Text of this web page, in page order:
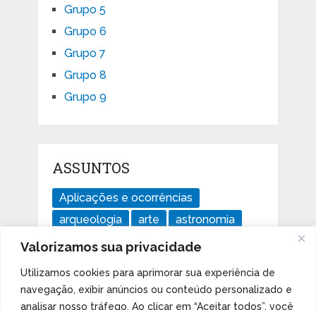
Valorizamos sua privacidade
Utilizamos cookies para aprimorar sua experiência de
navegação, exibir anúncios ou conteúdo personalizado e
analisar nosso tráfego. Ao clicar em “Aceitar todos”, você
Grupo 5
Grupo 6
Grupo 7
Grupo 8
Grupo 9
ASSUNTOS
Aplicações e ocorrências
arqueologia
arte
astronomia
ensaios
geologia
Livros
mudanças climáticas
notícias
Orbital d Orbital f